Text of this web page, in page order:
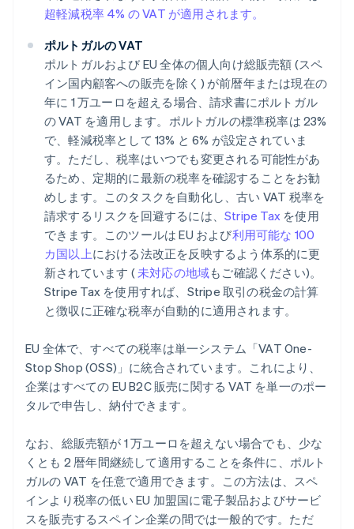
超軽減税率 4% の VAT が適用されます。
ポルトガルの VAT
ポルトガルおよび EU 全体の個人向け総販売額 (スペ
イン国内顧客への販売を除く) が前暦年または現在の
年に 1 万ユーロを超える場合、請求書にポルトガル
の VAT を適用します。ポルトガルの標準税率は 23%
で、軽減税率として 13% と 6% が設定されていま
す。ただし、税率はいつでも変更される可能性があ
るため、定期的に最新の税率を確認することをお勧
めします。このタスクを自動化し、古い VAT 税率を
請求するリスクを回避するには、 Stripe Tax を使用
できます。このツールは EU および利用可能な 100
カ国以上における法改正を反映するよう体系的に更
新されています (未対応の地域もご確認ください)。
Stripe Tax を使用すれば、Stripe 取引の税金の計算
と徴収に正確な税率が自動的に適用されます。
EU 全体で、すべての税率は単一システム「VAT One-
Stop Shop (OSS)」に統合されています。これにより、
企業はすべての EU B2C 販売に関する VAT を単一のポー
タルで申告し、納付できます。
なお、総販売額が 1 万ユーロを超えない場合でも、少な
くとも 2 暦年間継続して適用することを条件に、ポルト
ガルの VAT を任意で適用できます。この方法は、スペ
インより税率の低い EU 加盟国に電子製品およびサービ
スを販売するスペイン企業の間では一般的です。ただ